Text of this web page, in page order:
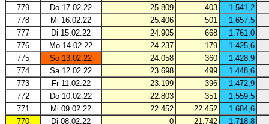
779
Do 17.02.22 25.809 403
1.541,2
778
Mi 16.02.22 25.406 501
1.657,5
777
Di 15.02.22 24.905 668
1.761,0
776
Mo 14.02.22 24.237 179
1.425,6
775
So 13.02.22 24.058 360
1.428,9
774
Sa 12.02.22 23.698 499
1.448,6
773
Fr 11.02.22 23.199 396
1.472,9
772
Do 10.02.22 22.803 351
1.559,5
771
Mi 09.02.22 22.452 22.452
1.684,6
770
Di 08.02.22 0 -21.742
1.718,8